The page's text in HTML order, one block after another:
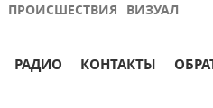
ПРОИСШЕСТВИЯ ВИЗУАЛ
РАДИО КОНТАКТЫ